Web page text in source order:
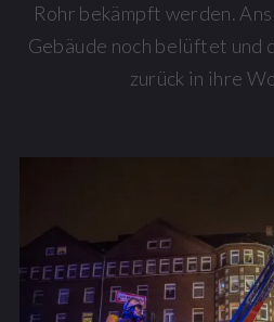
Rohr bekämpft werden.
Gebäude noch belüftet und
zurück in ihre